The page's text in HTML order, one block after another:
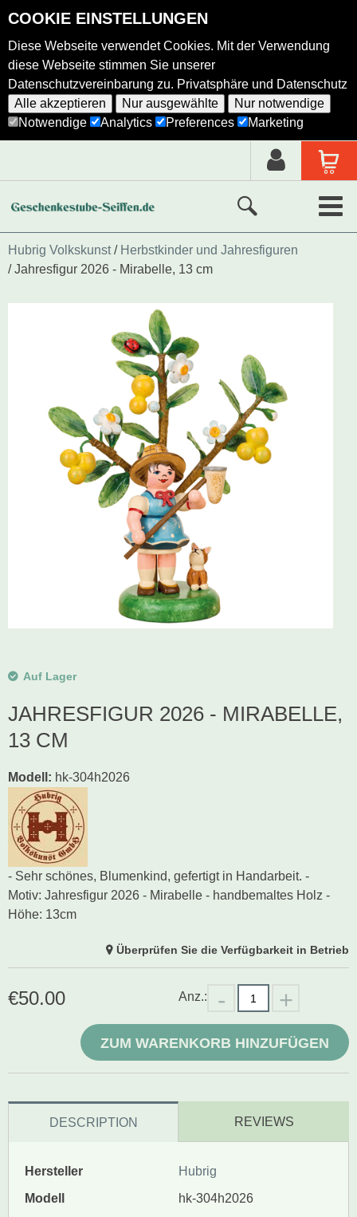
COOKIE EINSTELLUNGEN
Diese Webseite verwendet Cookies. Mit der Verwendung
diese Webseite stimmen Sie unserer
Datenschutzvereinbarung zu. Privatsphäre und Datenschutz
Alle akzeptieren
Nur ausgewählte
Nur notwendige
Notwendige
Analytics Preferences Marketing
Neue Produkte
Holzkunst nach Hersteller
Räucherfiguren
Pyramiden
Hubrig Volkskunst
Herbstkinder und Jahresfiguren
Jahresfigur 2026 - Mirabelle, 13 cm
Auf Lager
JAHRESFIGUR 2026 - MIRABELLE,
13 CM
Modell : hk-304h2026
- Sehr schönes, Blumenkind, gefertigt in Handarbeit. -
Motiv: Jahresfigur 2026 - Mirabelle - handbemaltes Holz -
Höhe: 13cm
Überprüfen Sie die Verfügbarkeit in Betrieb
€50.00 Anz.:
ZUM WARENKORB HINZUFÜGEN
DESCRIPTION REVIEWS
Hersteller
Hubrig
Modell
hk-304h2026